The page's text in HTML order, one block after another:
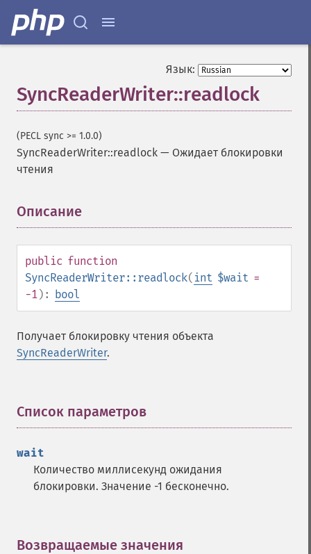
Язык:
SyncReaderWriter::readlock
(PECL sync >= 1.0.0)
SyncReaderWriter::readlock — Ожидает блокировки
чтения
Описание
public function
SyncReaderWriter::readlock( int $wait =
-1): bool
Получает блокировку чтения объекта
SyncReaderWriter.
Список параметров
wait
Количество миллисекунд ожидания
блокировки. Значение -1 бесконечно.
Возвращаемые значения